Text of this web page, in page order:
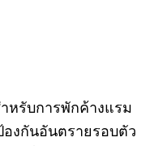
หรับการพักค้างแรม
องกันอันตรายรอบตัว